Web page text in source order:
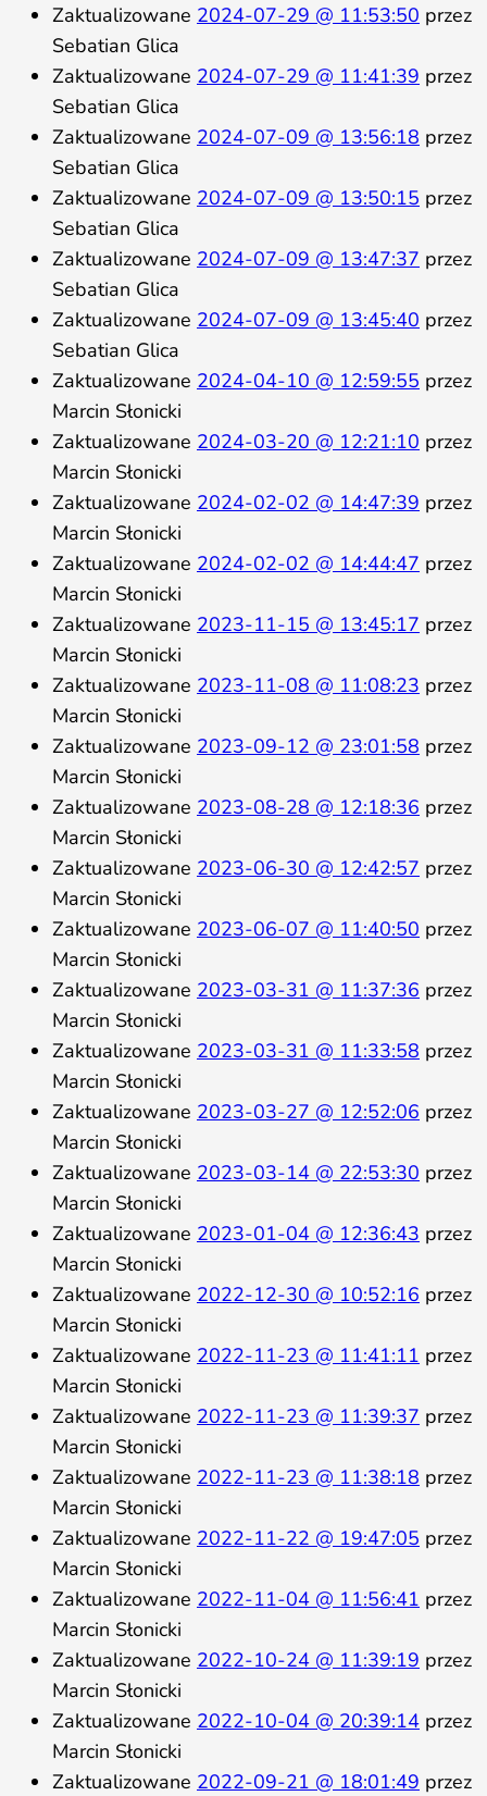
Zaktualizowane 2024-07-29 @ 11:53:50 przez
Sebatian Glica
Zaktualizowane 2024-07-29 @ 11:41:39 przez
Sebatian Glica
Zaktualizowane 2024-07-09 @ 13:56:18 przez
Sebatian Glica
Zaktualizowane 2024-07-09 @ 13:50:15 przez
Sebatian Glica
Zaktualizowane 2024-07-09 @ 13:47:37 przez
Sebatian Glica
Zaktualizowane 2024-07-09 @ 13:45:40 przez
Sebatian Glica
Zaktualizowane 2024-04-10 @ 12:59:55 przez
Marcin Słonicki
Zaktualizowane 2024-03-20 @ 12:21:10 przez
Marcin Słonicki
Zaktualizowane 2024-02-02 @ 14:47:39 przez
Marcin Słonicki
Zaktualizowane 2024-02-02 @ 14:44:47 przez
Marcin Słonicki
Zaktualizowane 2023-11-15 @ 13:45:17 przez
Marcin Słonicki
Zaktualizowane 2023-11-08 @ 11:08:23 przez
Marcin Słonicki
Zaktualizowane 2023-09-12 @ 23:01:58 przez
Marcin Słonicki
Zaktualizowane 2023-08-28 @ 12:18:36 przez
Marcin Słonicki
Zaktualizowane 2023-06-30 @ 12:42:57 przez
Marcin Słonicki
Zaktualizowane 2023-06-07 @ 11:40:50 przez
Marcin Słonicki
Zaktualizowane 2023-03-31 @ 11:37:36 przez
Marcin Słonicki
Zaktualizowane 2023-03-31 @ 11:33:58 przez
Marcin Słonicki
Zaktualizowane 2023-03-27 @ 12:52:06 przez
Marcin Słonicki
Zaktualizowane 2023-03-14 @ 22:53:30 przez
Marcin Słonicki
Zaktualizowane 2023-01-04 @ 12:36:43 przez
Marcin Słonicki
Zaktualizowane 2022-12-30 @ 10:52:16 przez
Marcin Słonicki
Zaktualizowane 2022-11-23 @ 11:41:11 przez
Marcin Słonicki
Zaktualizowane 2022-11-23 @ 11:39:37 przez
Marcin Słonicki
Zaktualizowane 2022-11-23 @ 11:38:18 przez
Marcin Słonicki
Zaktualizowane 2022-11-22 @ 19:47:05 przez
Marcin Słonicki
Zaktualizowane 2022-11-04 @ 11:56:41 przez
Marcin Słonicki
Zaktualizowane 2022-10-24 @ 11:39:19 przez
Marcin Słonicki
Zaktualizowane 2022-10-04 @ 20:39:14 przez
Marcin Słonicki
Zaktualizowane 2022-09-21 @ 18:01:49 przez